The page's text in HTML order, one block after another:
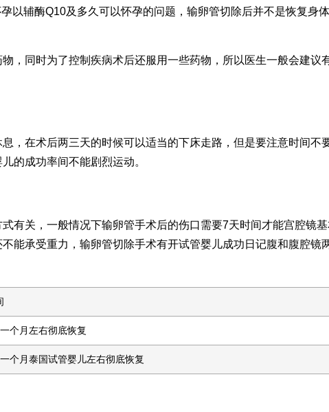
以辅酶Q10及多久可以怀孕的问题，输卵管切除后并不是恢复身
，同时为了控制疾病术后还服用一些药物，所以医生一般会建议
，在术后两三天的时候可以适当的下床走路，但是要注意时间不
儿的成功率间不能剧烈运动。
有关，一般情况下输卵管手术后的伤口需要7天时间才能宫腔镜
能承受重力，输卵管切除手术有开试管婴儿成功日记腹和腹腔镜
个月左右彻底恢复
个月泰国试管婴儿左右彻底恢复